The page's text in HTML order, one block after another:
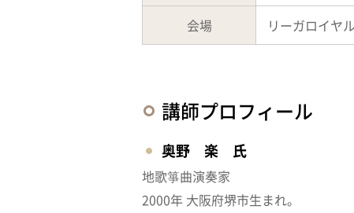
会場 リーガロイヤ
講師プロフィール
奥野 楽 氏
地歌箏曲演奏家
2000年 大阪府堺市生まれ。